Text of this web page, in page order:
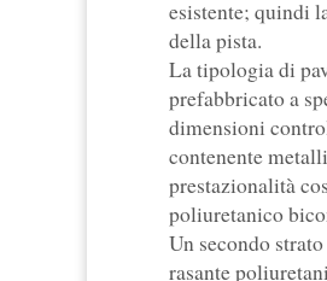
esistente; quindi
della pista.
La tipologia di
prefabbricato a
dimensioni
contenente
prestazionalità
poliuretanico
Un secondo
rasante